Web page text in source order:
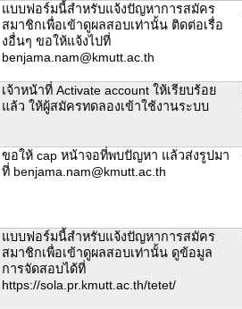
แบบฟอร์มนี้สำหรับแจ้งปัญหาการสมัคร
สมาชิกเพื่อเข้าดูผลสอบเท่านั้น ติดต่อเรื่อ
งอื่นๆ ขอให้แจ้งไปที่
benjama.nam@kmutt.ac.th
เจ้าหน้าที่ Activate account ให้เรียบร้อย
แล้ว ให้ผู้สมัครทดลองเข้าใช้งานระบบ
ขอให้ cap หน้าจอที่พบปัญหา แล้วส่งรูปมา
ที่ benjama.nam@kmutt.ac.th
แบบฟอร์มนี้สำหรับแจ้งปัญหาการสมัคร
สมาชิกเพื่อเข้าดูผลสอบเท่านั้น ดูข้อมูล
การจัดสอบได้ที่
https://sola.pr.kmutt.ac.th/tetet/